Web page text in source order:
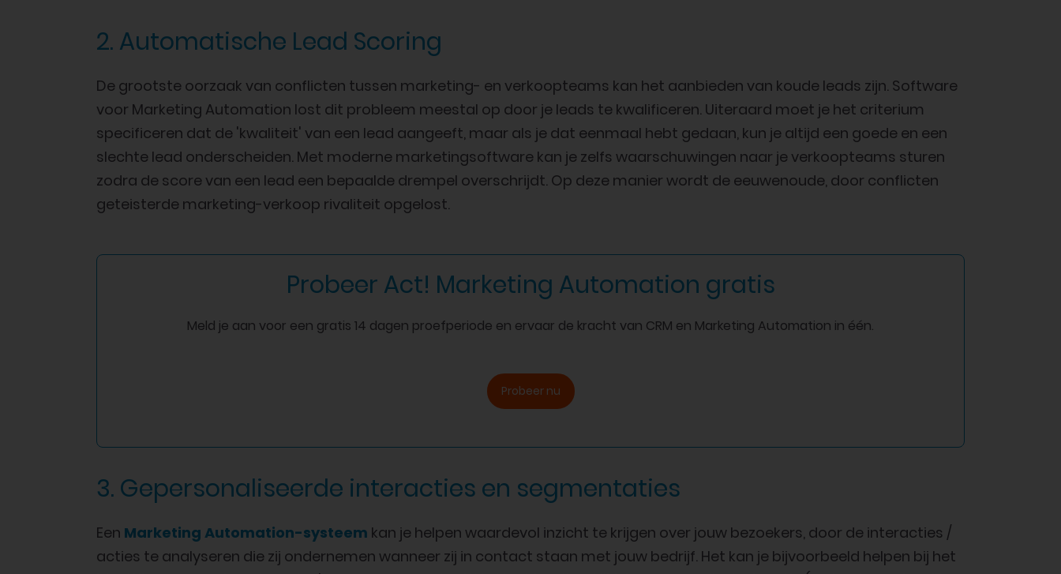
2. Automatische Lead Scoring
De grootste oorzaak van conflicten tussen marketing- en verkoopteams kan het aanbieden van koude leads zijn. Software
voor Marketing Automation lost dit probleem meestal op door je leads te kwalificeren. Uiteraard moet je het criterium
specificeren dat de 'kwaliteit' van een lead aangeeft, maar als je dat eenmaal hebt gedaan, kun je altijd een goede en een
slechte lead onderscheiden. Met moderne marketingsoftware kan je zelfs waarschuwingen naar je verkoopteams sturen
zodra de score van een lead een bepaalde drempel overschrijdt. Op deze manier wordt de eeuwenoude, door conflicten
geteisterde marketing-verkoop rivaliteit opgelost.
Probeer Act! Marketing Automation gratis
Meld je aan voor een gratis 14 dagen proefperiode en ervaar de kracht van CRM en Marketing Automation in één.
Probeer nu
3. Gepersonaliseerde interacties en segmentaties
Een Marketing Automation-systeem kan je helpen waardevol inzicht te krijgen over jouw bezoekers, door de interacties /
acties te analyseren die zij ondernemen wanneer zij in contact staan met jouw bedrijf. Het kan je bijvoorbeeld helpen bij het